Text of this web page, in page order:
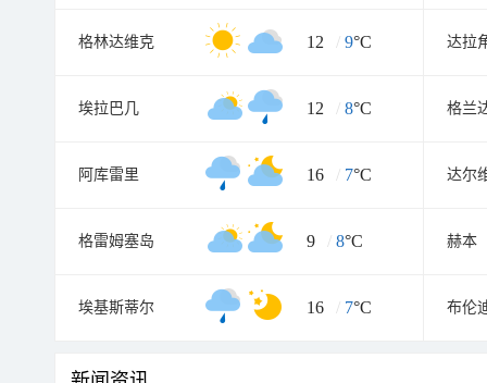
格林达维克 12 / 9°C 达拉
埃拉巴几 12 / 8°C 格兰
阿库雷里 16 / 7°C 达尔
格雷姆塞岛 9 / 8°C 赫本
埃基斯蒂尔 16 / 7°C 布伦